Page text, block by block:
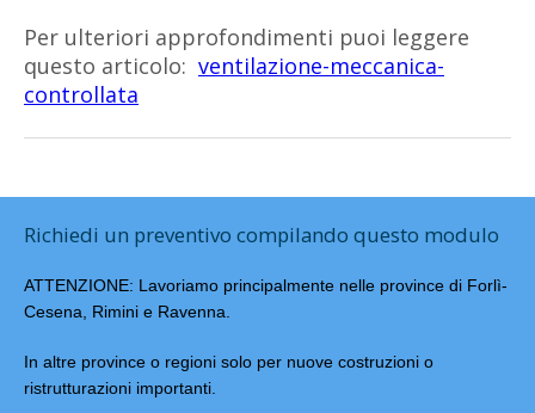
Per ulteriori approfondimenti puoi leggere
questo articolo: ventilazione-meccanica-
controllata
Richiedi un preventivo compilando questo modulo
ATTENZIONE: Lavoriamo principalmente nelle province di Forlì-
Cesena, Rimini e Ravenna.
In altre province o regioni solo per nuove costruzioni o
ristrutturazioni importanti.